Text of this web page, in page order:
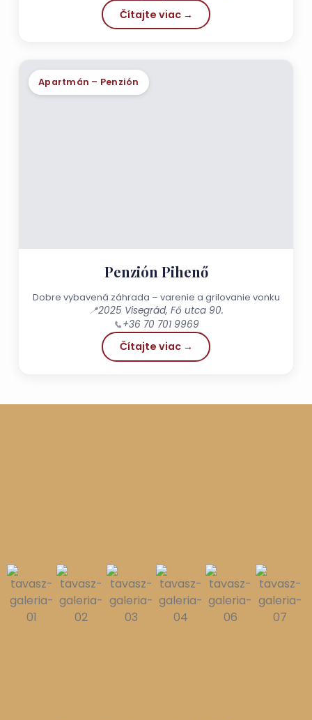
Čítajte viac →
Apartmán – Penzión
Penzión Pihenő
Dobre vybavená záhrada – varenie a grilovanie vonku
📍2025 Visegrád, Fő utca 90.
📞+36 70 701 9969
Čítajte viac →